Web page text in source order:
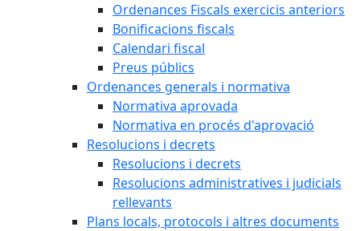
Ordenances Fiscals exercicis anteriors
Bonificacions fiscals
Calendari fiscal
Preus públics
Ordenances generals i normativa
Normativa aprovada
Normativa en procés d'aprovació
Resolucions i decrets
Resolucions i decrets
Resolucions administratives i judicials
rellevants
Plans locals, protocols i altres documents